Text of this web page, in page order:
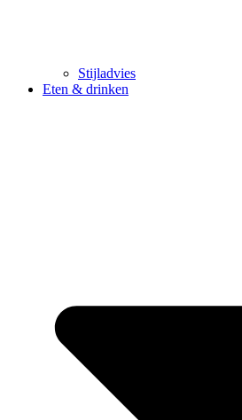
Stijladvies
Eten & drinken